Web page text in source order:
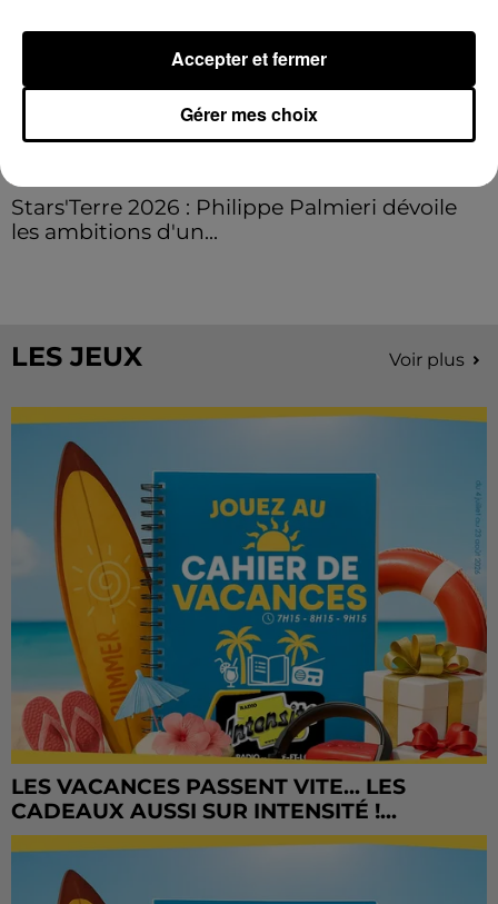
Stars'Terre 2026 : Philippe Palmieri dévoile
les ambitions d'un...
LES JEUX Voir plus
LES VACANCES PASSENT VITE... LES
CADEAUX AUSSI SUR INTENSITÉ !...
Gérer mes choix
Accepter et fermer